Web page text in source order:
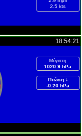
2.5 kts
18:54:21
Μέγιστη
1020.9 hPa
Πτώση ↓
-0.20 hPa